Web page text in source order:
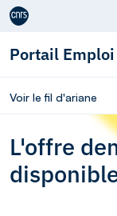
Aller au contenu
Portail Emploi
Voir le fil d'ariane
L'offre